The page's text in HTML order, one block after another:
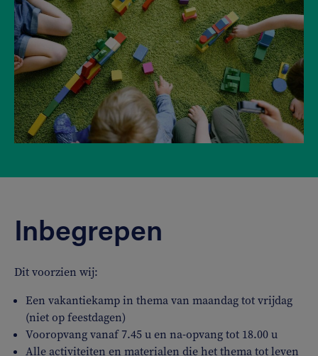
Inbegrepen
Dit voorzien wij:
Een vakantiekamp in thema van maandag tot vrijdag
(niet op feestdagen)
Vooropvang vanaf 7.45 u en na-opvang tot 18.00 u
Alle activiteiten en materialen die het thema tot leven